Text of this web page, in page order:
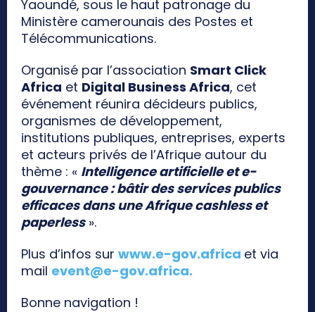
Yaoundé, sous le haut patronage du
Ministère camerounais des Postes et
Télécommunications.
Organisé par l’association Smart Click
Africa et Digital Business Africa, cet
événement réunira décideurs publics,
organismes de développement,
institutions publiques, entreprises, experts
et acteurs privés de l’Afrique autour du
thème : « Intelligence artificielle et e-
gouvernance : bâtir des services publics
efficaces dans une Afrique cashless et
paperless».
Plus d’infos sur www.e-gov.africa et via
mail event@e-gov.africa.
Bonne navigation !